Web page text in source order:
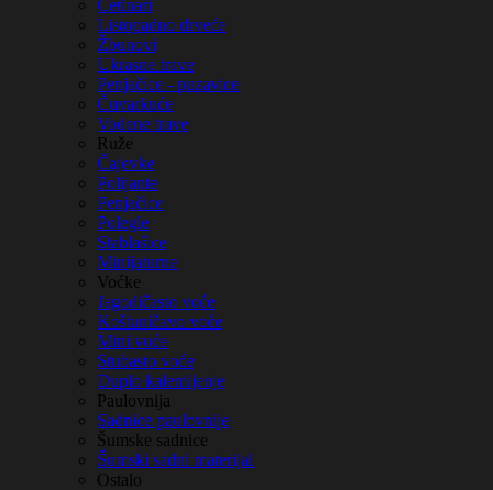
Četinari
Listopadno drveće
Žbunovi
Ukrasne trave
Penjačice - puzavice
Čuvarkuće
Vodene trave
Ruže
Čajevke
Polijante
Penjačice
Polegle
Stablašice
Minijaturne
Voćke
Jagodičasto voće
Koštuničavo voće
Mini voće
Stubasto voće
Duplo kalemljenje
Paulovnija
Sadnice paulovnije
Šumske sadnice
Šumski sadni materijal
Ostalo